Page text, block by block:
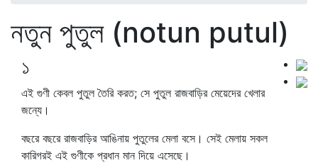
নতুন পুতুল (notun putul)
১
এই গুণী কেবল পুতুল তৈরি করত; সে পুতুল রাজবাড়ির মেয়েদের খেলার
জন্যে।
বছরে বছরে রাজবাড়ির আঙিনায় পুতুলের মেলা বসে। সেই মেলায় সকল
কারিগরই এই গুণীকে প্রধান মান দিয়ে এসেছে।